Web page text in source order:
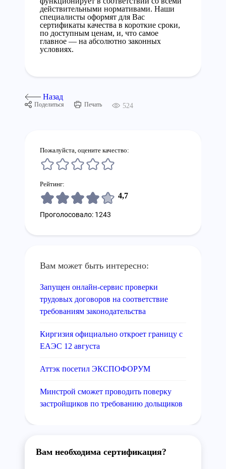
действительными нормативами. Наши
специалисты оформят для Вас
сертификаты качества в короткие сроки,
по доступным ценам, и, что самое
главное — на абсолютно законных
условиях.
Назад
Поделиться Печать 524
Пожалуйста, оцените качество:
Рейтинг:
4,7
Проголосовало: 1243
Вам может быть интересно:
Запущен онлайн-сервис проверки
трудовых договоров на соответствие
требованиям законодательства
Киргизия официально откроет границу с
ЕАЭС 12 августа
Аттэк посетил ЭКСПОФОРУМ
Минстрой сможет проводить поверку
застройщиков по требованию дольщиков
Вам необходима сертификация?